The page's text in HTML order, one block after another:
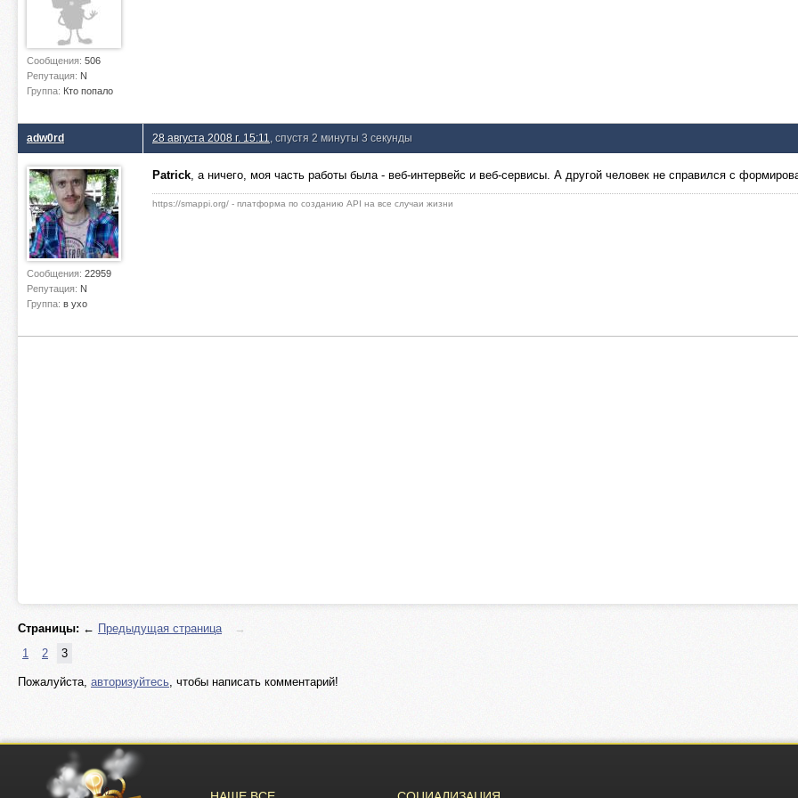
Сообщения: 506
Репутация: N
Группа: Кто попало
adw0rd
Сообщения: 22959
Репутация: N
Группа: в ухо
28 августа 2008 г. 15:11 , спустя 2 минуты 3 секунды
Patrick, а ничего, моя часть работы была - веб-интервейс и веб-сервисы. А другой человек не справился с
https://smappi.org/ - платформа по созданию API на все случаи жизни
Страницы: ← Предыдущая страница
→
1
2 3
Пожалуйста, авторизуйтесь, чтобы написать комментарий!